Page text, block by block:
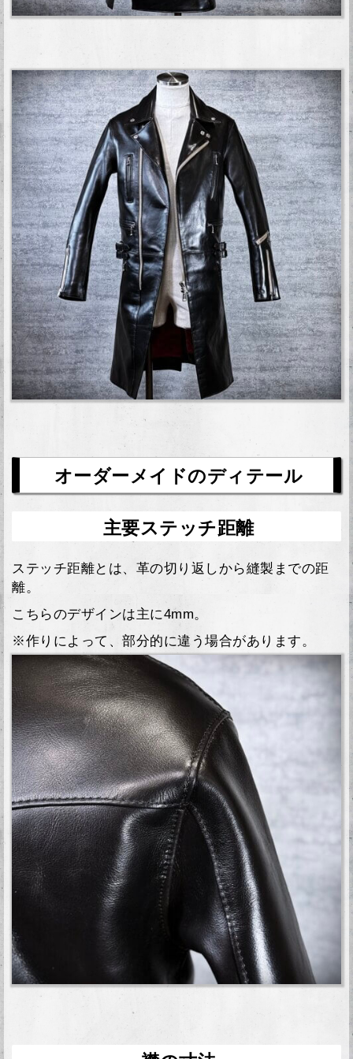
オーダーメイドのディテール
主要ステッチ距離
ステッチ距離とは、革の切り返しから縫製までの距
離。
こちらのデザインは主に4mm。
※作りによって、部分的に違う場合があります。